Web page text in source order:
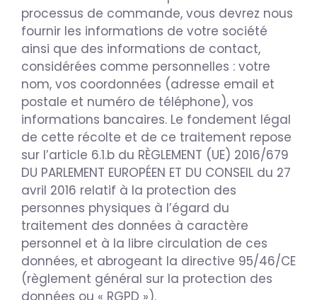
processus de commande, vous devrez nous
fournir les informations de votre société
ainsi que des informations de contact,
considérées comme personnelles : votre
nom, vos coordonnées (adresse email et
postale et numéro de téléphone), vos
informations bancaires. Le fondement légal
de cette récolte et de ce traitement repose
sur l’article 6.1.b du RÈGLEMENT (UE) 2016/679
DU PARLEMENT EUROPÉEN ET DU CONSEIL du 27
avril 2016 relatif à la protection des
personnes physiques à l’égard du
traitement des données à caractère
personnel et à la libre circulation de ces
données, et abrogeant la directive 95/46/CE
(règlement général sur la protection des
données ou « RGPD »).